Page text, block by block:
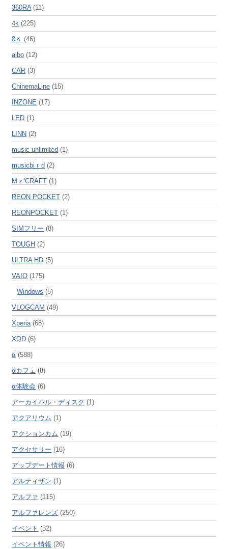
360RA(11)
4k (225)
8Ｋ (46)
aibo (12)
CAR (3)
ChinemaLine (15)
INZONE (17)
LED (1)
LINN (2)
music unlimited (1)
musicbiｒd (2)
Mｚ'CRAFT (1)
REON POCKET (2)
REONPOCKET (1)
SIMフリー (8)
TOUGH (2)
ULTRA HD (5)
VAIO (175)
Windows (5)
VLOGCAM (49)
Xperia(68)
XQD (6)
α (588)
αカフェ (8)
α体験会 (6)
アーカイバル・ディスク (1)
アクアリウム (1)
アクションカム (19)
アクセサリー (16)
アップデート情報 (6)
アルティザン (1)
アルファ (115)
アルファレンズ (250)
イベント (32)
イベント情報 (26)